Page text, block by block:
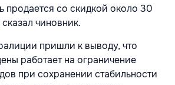
продается со скидкой около 30
чиновник.
пришли к выводу, что
работает на ограничение
при сохранении стабильности